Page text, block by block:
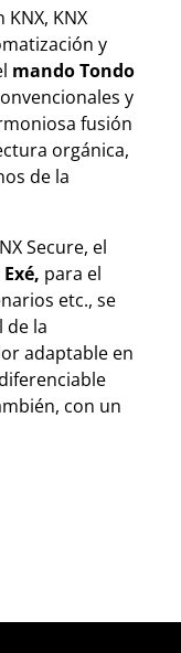
KNX, KNX
y
mando Tondo
y
fusión
orgánica,
de la
Secure, el
para el
etc., se
de la
adaptable en
con un